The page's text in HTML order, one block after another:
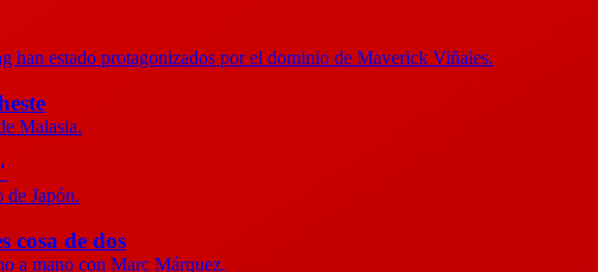
han estado protagonizados por el dominio de Maverick Viñales.
Malasia.
de Japón.
cosa de dos
a mano con Marc Márquez.